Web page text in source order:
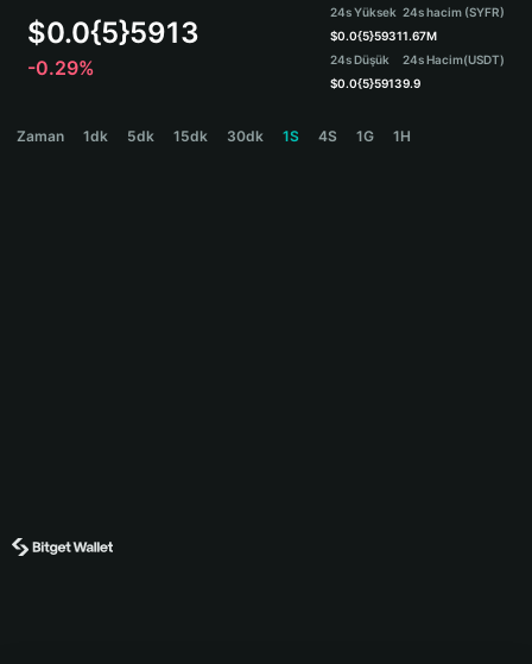
Español
Español (Argentina)
$0.0{5}5913
-0.29%
24s Yüksek
$0.0{5}5931
24s Düşük
$0.0{5}5913
24s hacim (SYFR)
1.67M
24s Hacim(USDT)
9.9
Zaman 1dk 5dk 15dk 30dk 1S 4S 1G 1H